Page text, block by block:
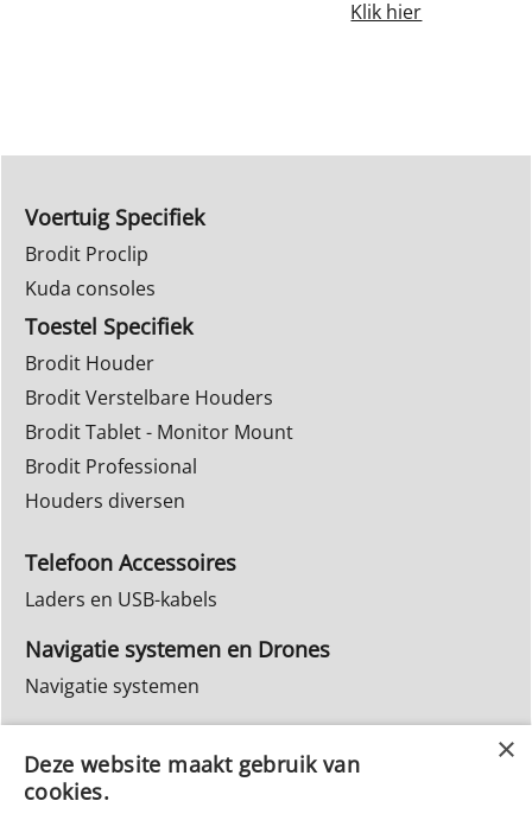
Klik hier
Voertuig Specifiek
Brodit Proclip
Kuda consoles
Toestel Specifiek
Brodit Houder
Brodit Verstelbare Houders
Brodit Tablet - Monitor Mount
Brodit Professional
Houders diversen
Telefoon Accessoires
Laders en USB-kabels
Navigatie systemen en Drones
Navigatie systemen
Info Webwinkel
Deze website maakt gebruik van
cookies.